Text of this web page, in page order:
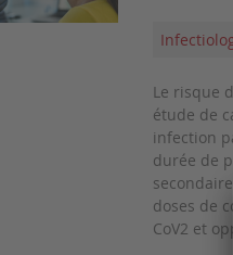
Le risque
étude de
infection
durée de
doses de
CoV2 et